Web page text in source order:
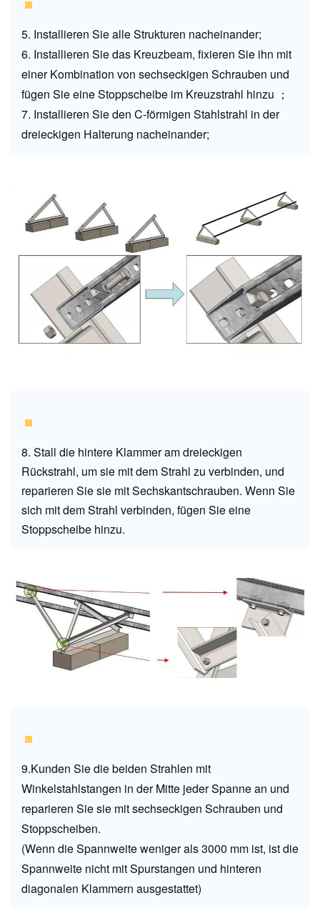
5. Installieren Sie alle Strukturen nacheinander;
6. Installieren Sie das Kreuzbeam, fixieren Sie ihn mit
einer Kombination von sechseckigen Schrauben und
fügen Sie eine Stoppscheibe im Kreuzstrahl hinzu ；
7. Installieren Sie den C-förmigen Stahlstrahl in der
dreieckigen Halterung nacheinander;
8. Stall die hintere Klammer am dreieckigen
Rückstrahl, um sie mit dem Strahl zu verbinden, und
reparieren Sie sie mit Sechskantschrauben. Wenn Sie
sich mit dem Strahl verbinden, fügen Sie eine
Stoppscheibe hinzu.
9.Kunden Sie die beiden Strahlen mit
Winkelstahlstangen in der Mitte jeder Spanne an und
reparieren Sie sie mit sechseckigen Schrauben und
Stoppscheiben.
(Wenn die Spannweite weniger als 3000 mm ist, ist die
Spannweite nicht mit Spurstangen und hinteren
diagonalen Klammern ausgestattet)